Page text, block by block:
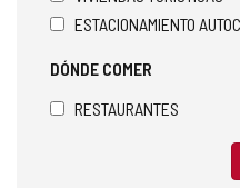
ESTACIONAMIENTO
DÓNDE COMER
RESTAURANTES